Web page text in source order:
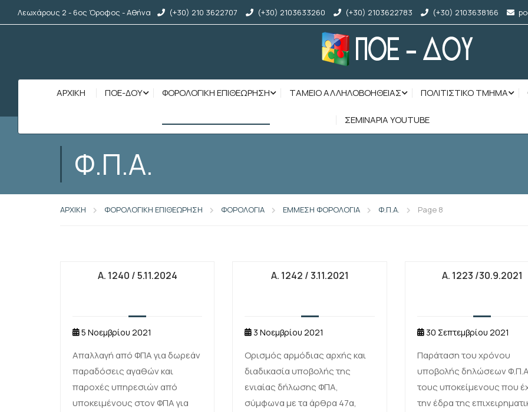
Λεωχάρους 2 - 6ος Όροφος - Αθήνα (+30) 210 3622707 (+30) 2103633260 (+30) 2103622783 (+30) 2103638166
ΑΡΧΙΚΉ ΠΟΕ-ΔΟΥ ΦΟΡΟΛΟΓΙΚΗ ΕΠΙΘΕΩΡΗΣΗ ΤΑΜΕΙΟ ΑΛΛΗΛΟΒΟΗΘΕΙΑΣ ΠΟΛΙΤΙΣΤΙΚΟ ΤΜΗΜΑ
ΣΕΜΙΝΑΡΙΑ YOUTUBE
Φ.Π.Α.
ΑΡΧΙΚΗ ΦΟΡΟΛΟΓΙΚΗ ΕΠΙΘΕΩΡΗΣΗ ΦΟΡΟΛΟΓΙΑ ΕΜΜΕΣΗ ΦΟΡΟΛΟΓΙΑ Φ.Π.Α. Page 8
Α. 1240 / 5.11.2024
5 Νοεμβρίου 2021
Απαλλαγή από ΦΠΑ για δωρεάν
παραδόσεις αγαθών και
παροχές υπηρεσιών από
υποκειμένους στον ΦΠΑ για
Α. 1242 / 3.11.2021
3 Νοεμβρίου 2021
Ορισμός αρμόδιας αρχής και
διαδικασία υποβολής της
ενιαίας δήλωσης ΦΠΑ,
σύμφωνα με τα άρθρα 47α,
Α. 1223 /30.9.2021
30 Σεπτεμβρίου 2021
Παράταση του χρόνου
υποβολής δηλώσεων
τους υποκείμενους που
την έδρα της